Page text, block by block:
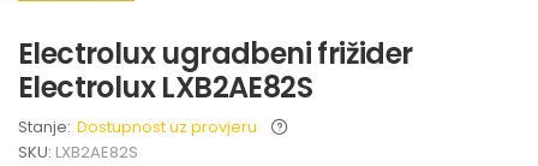
Electrolux ugradbeni frižider
Electrolux LXB2AE82S
Stanje: Dostupnost uz provjeru
SKU: LXB2AE82S